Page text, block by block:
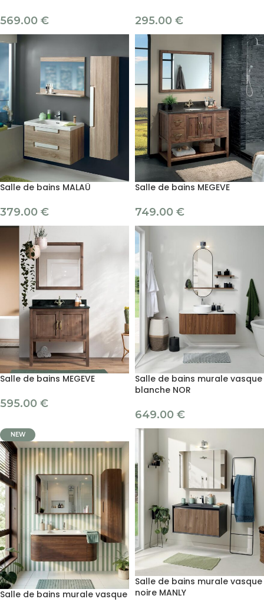
569.00 € 295.00 €
Salle de bains MALAÜ
379.00 €
Salle de bains MEGEVE
749.00 €
Salle de bains MEGEVE
595.00 €
Salle de bains murale vasque
blanche NOR
649.00 €
NEW
Salle de bains murale vasque
Salle de bains murale vasque
noire MANLY